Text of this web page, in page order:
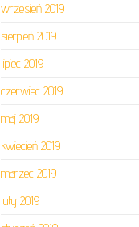
wrzesień 2019
sierpień 2019
lipiec 2019
czerwiec 2019
maj 2019
kwiecień 2019
marzec 2019
luty 2019